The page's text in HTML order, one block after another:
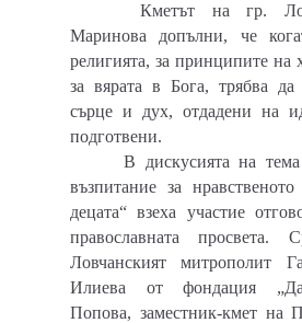
Кметът на гр.
Маринова допълни, че
религията, за принципите на
за вярата в Бога, трябва
сърце и дух, отдадени на
подготвени.
В дискусията на тема
възпитание за
децата“ взеха участие
православната просвета.
Ловчанският митрополит
Илиева от фондация
Попова, заместник-кмет на